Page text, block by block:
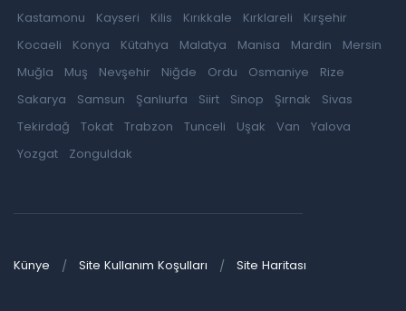
Kastamonu
Kayseri Kilis Kırıkkale Kırklareli
Kırşehir
Kocaeli
Konya Kütahya Malatya Manisa Mardin
Mersin
Muğla
Muş Nevşehir Niğde Ordu Osmaniye
Rize
Sakarya
Samsun Şanlıurfa Siirt Sinop Şırnak
Sivas
Tekirdağ
Tokat Trabzon Tunceli Uşak Van
Yalova
Yozgat
Zonguldak
Künye Site Kullanım Koşulları Site Haritası